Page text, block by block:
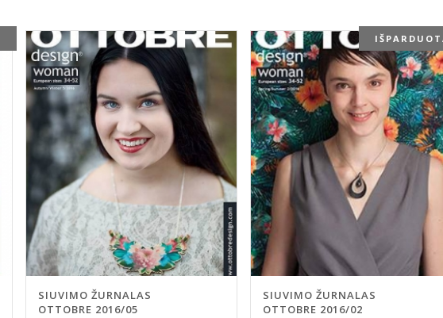
SIUVIMO ŽURNALAS
OTTOBRE 2016/05
SIUVIMO ŽURNALAS
OTTOBRE 2016/02